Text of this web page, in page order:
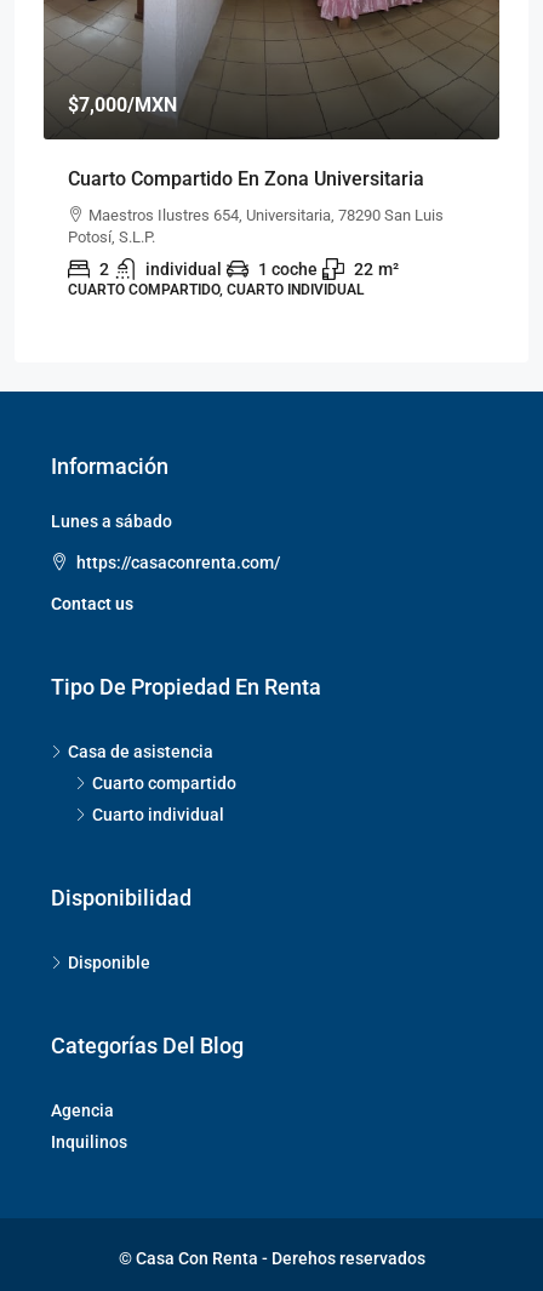
$7,000/MXN
Cuarto Compartido En Zona Universitaria
Maestros Ilustres 654, Universitaria, 78290 San Luis
Potosí, S.L.P.
2 individual 1 coche 22 m²
CUARTO COMPARTIDO, CUARTO INDIVIDUAL
Información
Lunes a sábado
https://casaconrenta.com/
Contact us
Tipo De Propiedad En Renta
Casa de asistencia
Cuarto compartido
Cuarto individual
Disponibilidad
Disponible
Categorías Del Blog
Agencia
Inquilinos
© Casa Con Renta - Derehos reservados